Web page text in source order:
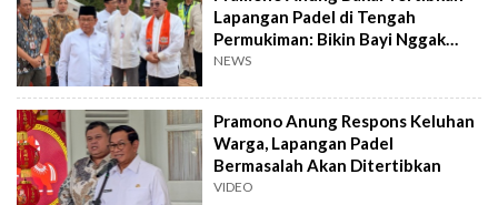
Lapangan Padel di Tengah
Permukiman: Bikin Bayi Nggak
Bisa Tidur
NEWS
Pramono Anung Respons Keluhan
Warga, Lapangan Padel
Bermasalah Akan Ditertibkan
VIDEO